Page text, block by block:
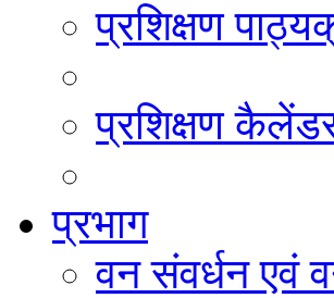
प्रशिक्षण
प्रशिक्षण
प्रभाग
वन संवर्धन एवं